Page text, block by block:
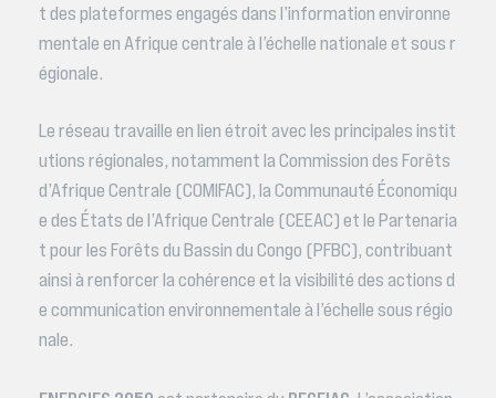
t des plateformes engagés dans l’information environne
mentale en Afrique centrale à l’échelle nationale et sous r
égionale.
Le réseau travaille en lien étroit avec les principales instit
utions régionales, notamment la Commission des Forêts
d’Afrique Centrale (COMIFAC), la Communauté Économiqu
e des États de l’Afrique Centrale (CEEAC) et le Partenaria
t pour les Forêts du Bassin du Congo (PFBC), contribuant
ainsi à renforcer la cohérence et la visibilité des actions d
e communication environnementale à l’échelle sous régio
nale.